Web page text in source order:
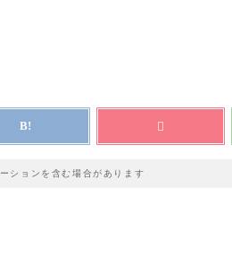
ションを含む場合があります